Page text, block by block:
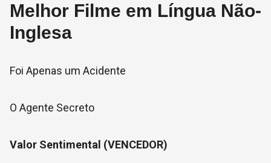
Melhor Filme em Língua Não-
Inglesa
Foi Apenas um Acidente
O Agente Secreto
Valor Sentimental (VENCEDOR)